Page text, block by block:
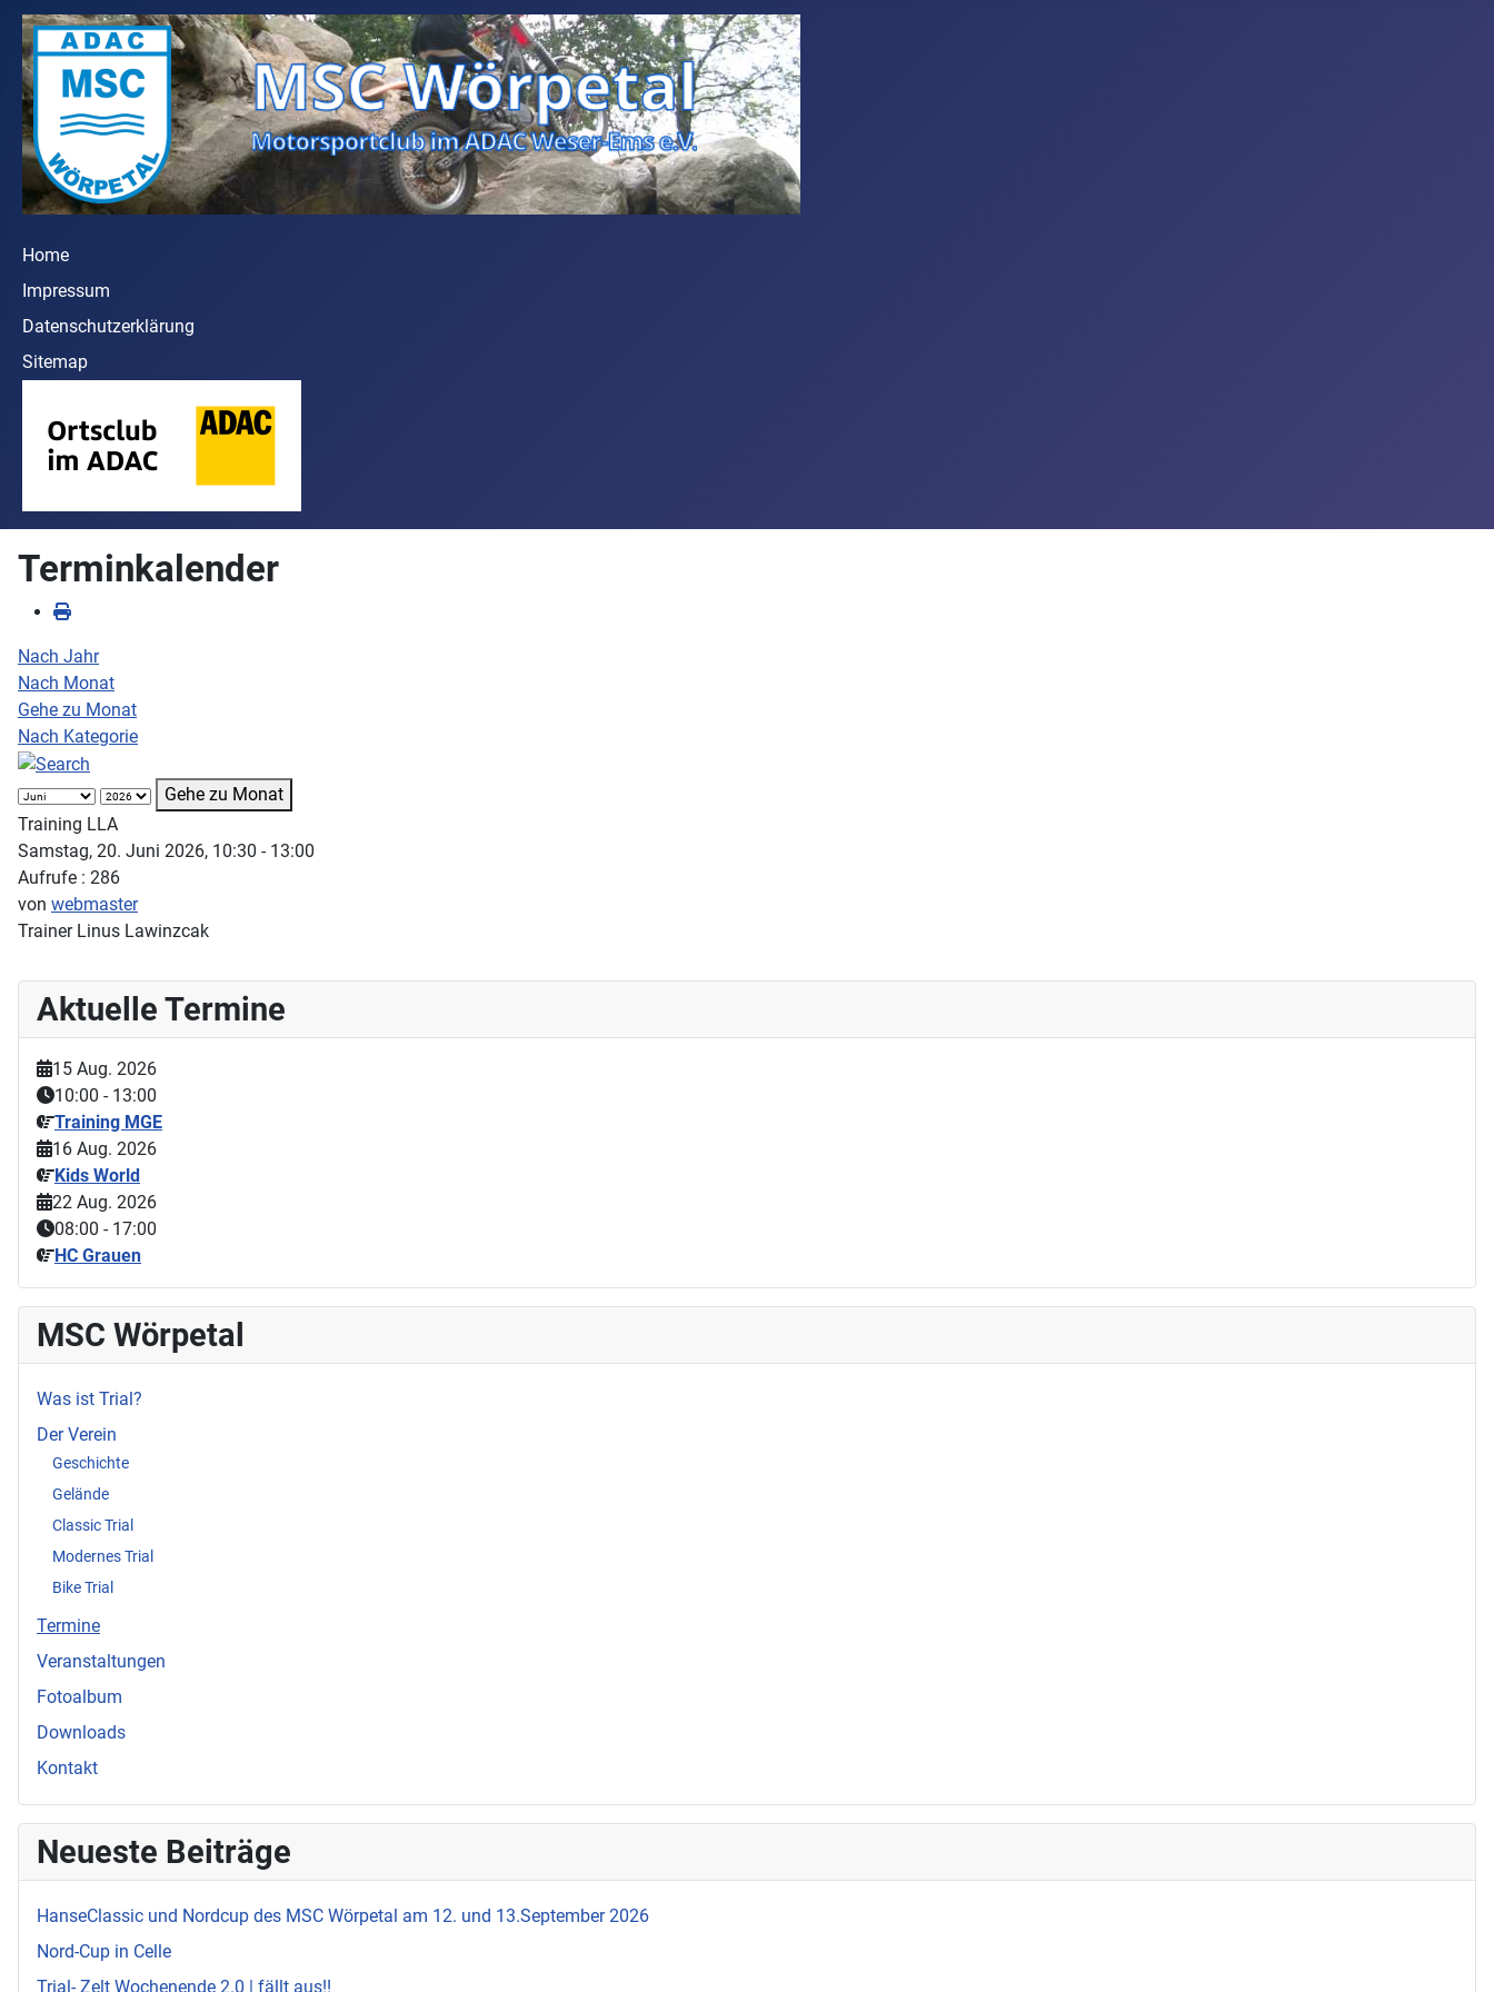
Home
Impressum
Datenschutzerklärung
Sitemap
Terminkalender
Nach Jahr
Nach Monat
Gehe zu Monat
Nach Kategorie
Gehe zu Monat
Training LLA
Samstag, 20. Juni 2026, 10:30 - 13:00
Aufrufe : 286
von webmaster
Trainer Linus Lawinzcak
Aktuelle Termine
15 Aug. 2026
10:00 - 13:00
Training MGE
16 Aug. 2026
Kids World
22 Aug. 2026
08:00 - 17:00
HC Grauen
MSC Wörpetal
Was ist Trial?
Der Verein
Geschichte
Gelände
Classic Trial
Modernes Trial
Bike Trial
Termine
Veranstaltungen
Fotoalbum
Downloads
Kontakt
Neueste Beiträge
HanseClassic und Nordcup des MSC Wörpetal am 12. und 13.September 2026
Nord-Cup in Celle
Trial- Zelt Wochenende 2.0 | fällt aus!!